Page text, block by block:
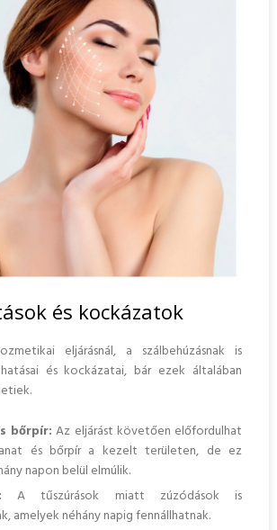
és kockázatok
eljárásnál, a szálbehúzásnak is
és kockázatai, bár ezek általában
bőrpír: Az eljárást követően előfordulhat
és bőrpír a kezelt területen, de ez
napon belül elmúlik.
A tűszúrások miatt zúzódások is
amelyek néhány napig fennállhatnak.